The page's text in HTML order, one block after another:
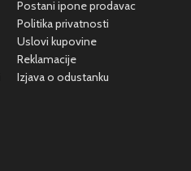
Postani ipone prodavac
Politika privatnosti
Uslovi kupovine
Reklamacije
Izjava o odustanku